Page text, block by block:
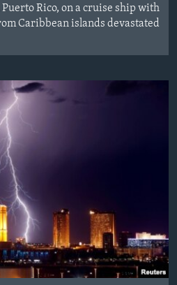
Rico, on a cruise ship with
Caribbean islands devastated